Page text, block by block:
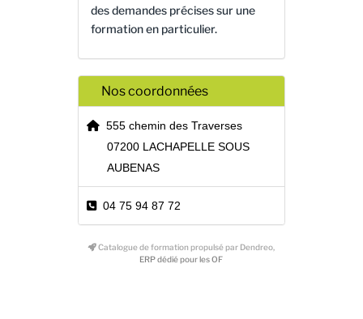
des demandes précises sur une
formation en particulier.
Nos coordonnées
555 chemin des Traverses
07200 LACHAPELLE SOUS
AUBENAS
04 75 94 87 72
Catalogue de formation propulsé par Dendreo,
ERP dédié pour les OF